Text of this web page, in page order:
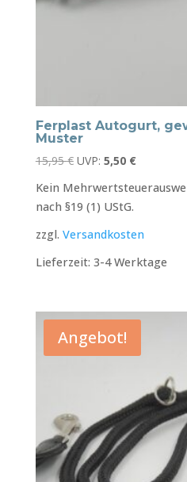
Ferplast Autogurt,
Muster
15,95€ Ursprünglicher
war:
15,95 €
UVP: 5,50 €Aktueller
ist:
Kein
nach §19 (1) UStG.
zzgl. Versandkosten
Lieferzeit: 3-4 Werktage
Angebot!